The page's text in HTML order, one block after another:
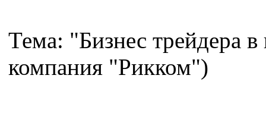
Тема: "Бизнес трейдера в
компания "Рикком")